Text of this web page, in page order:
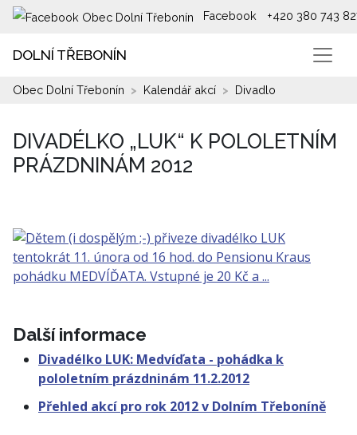
Facebook +420 380 743
DOLNÍ TŘEBONÍN
Obec Dolní Třebonín Kalendář akcí Divadlo
DIVADÉLKO „LUK“ K POLOLETNÍM
PRÁZDNINÁM 2012
Další informace
Divadélko LUK: Medvíďata - pohádka k
pololetním prázdninám 11.2.2012
Přehled akcí pro rok 2012 v Dolním Třeboníně